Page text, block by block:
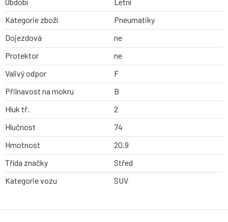
Kategorie zboží
Pneumatiky
Dojezdová
ne
Protektor
ne
Valivý odpor
F
Přilnavost na mokru
B
Hluk tř.
2
Hlučnost
74
Hmotnost
20.9
Třída značky
Střed
Kategorie vozu
SUV